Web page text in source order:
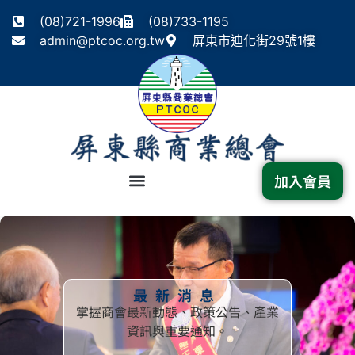
(08)721-1996
(08)733-1195
admin@ptcoc.org.tw
屏東市迪化街29號1樓
加入會員
最新消息
掌握商會最新動態、政策公告、產業
資訊與重要通知。